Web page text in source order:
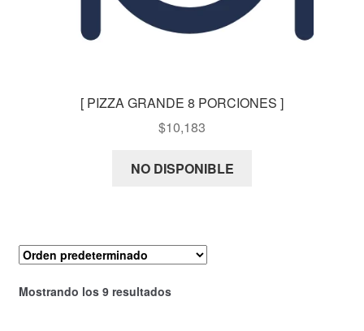
[ PIZZA GRANDE 8 PORCIONES ]
$10,183
NO DISPONIBLE
Mostrando los 9 resultados